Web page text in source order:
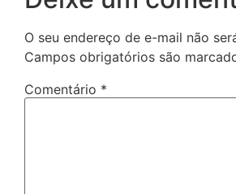
O seu endereço de e-mail não
Campos obrigatórios são
Comentário *